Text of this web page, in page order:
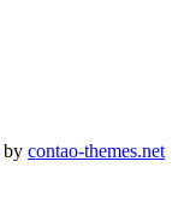
by contao-themes.net